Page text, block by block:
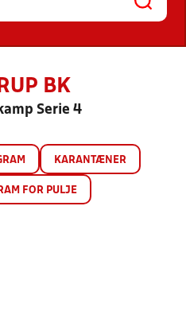
BK
Serie 4
KARANTÆNER
FOR PULJE